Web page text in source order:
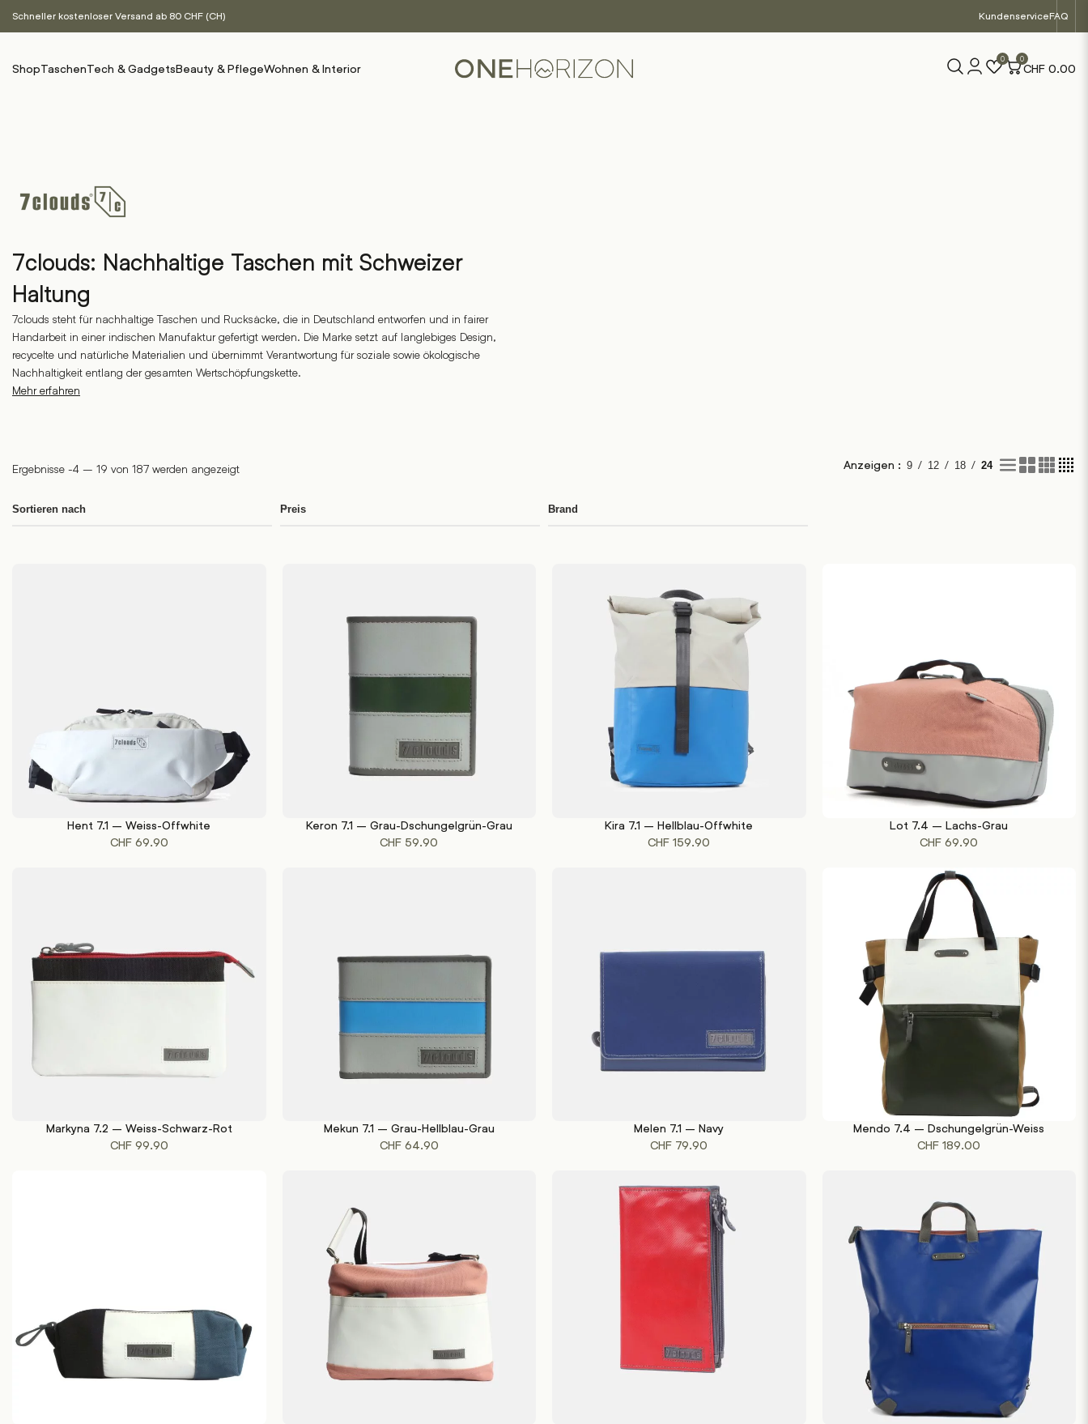
Schneller kostenloser Versand ab 80 CHF (CH) KundenserviceFAQ
ShopTaschenTech & GadgetsBeauty & PflegeWohnen & Interior
0 0
CHF 0.00
7clouds: Nachhaltige Taschen mit Schweizer
Haltung
7clouds steht für nachhaltige Taschen und Rucksäcke, die in Deutschland entworfen und in fairer
Handarbeit in einer indischen Manufaktur gefertigt werden. Die Marke setzt auf langlebiges Design,
recycelte und natürliche Materialien und übernimmt Verantwortung für soziale sowie ökologische
Nachhaltigkeit entlang der gesamten Wertschöpfungskette.
Mehr erfahren
Ergebnisse -4 – 19 von 187 werden angezeigt Anzeigen : 9 / 12 / 18 / 24
Sortieren nach Preis Brand
Hent 7.1 – Weiss-Offwhite
CHF69.90
Keron 7.1 – Grau-Dschungelgrün-Grau
CHF 59.90
Kira 7.1 – Hellblau-Offwhite
CHF 159.90
Lot 7.4 – Lachs-Grau
CHF 69.90
IN DEN WARENKORB
Markyna 7.2 – Weiss-Schwarz-Rot
CHF99.90
Mekun 7.1 – Grau-Hellblau-Grau
CHF64.90
Melen 7.1 – Navy
CHF 79.90
Mendo 7.4 – Dschungelgrün-Weiss
CHF 189.00